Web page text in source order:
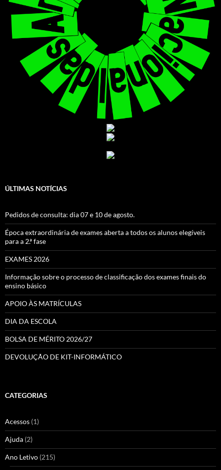
ÚLTIMAS NOTÍCIAS
Pedidos de consulta: dia 07 e 10 de agosto.
Época extraordinária de exames aberta a todos os alunos elegíveis
para a 2.ª fase
EXAMES 2026
Informação sobre o processo de classificação dos exames finais do
ensino básico
APOIO ÀS MATRÍCULAS
DIA DA ESCOLA
BOLSA DE MÉRITO 2026/27
DEVOLUÇÃO DE KIT-INFORMÁTICO
CATEGORIAS
Acessos (1)
Ajuda (2)
Ano Letivo (215)